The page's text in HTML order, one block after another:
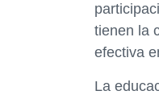
tienen la
efectiva
La